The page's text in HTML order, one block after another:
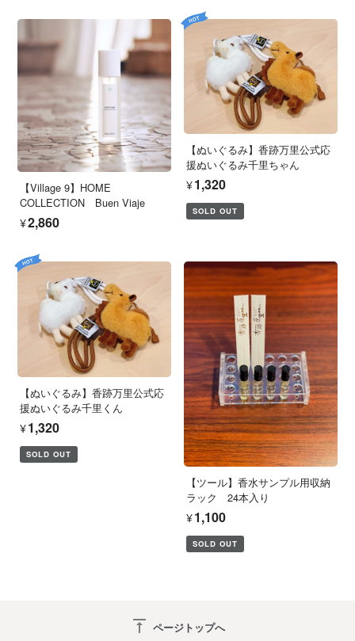
【Village 9】HOME
COLLECTION Buen Viaje
¥2,860
【ぬいぐるみ】香跡万里公式応
援ぬいぐるみ千里ちゃん
¥1,320
SOLD OUT
【ぬいぐるみ】香跡万里公式応
援ぬいぐるみ千里くん
¥1,320
SOLD OUT
【ツール】香水サンプル用収納
ラック 24本入り
¥1,100
SOLD OUT
vertical_align_top ページトップへ